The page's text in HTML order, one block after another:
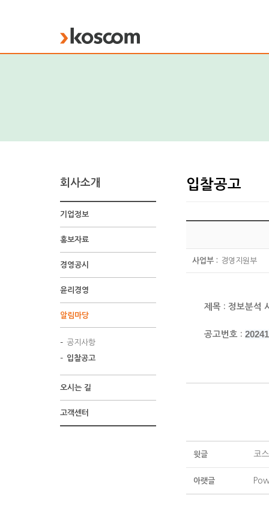
KOSCOM
회사소개
기업정보
홍보자료
경영공시
윤리경영
알림마당
공지사항
입찰공고
오시는 길
고객센터
입찰공고
사업부 : 경영지원부
제목 : 정보분석
공고번호 :
윗글 코
아랫글